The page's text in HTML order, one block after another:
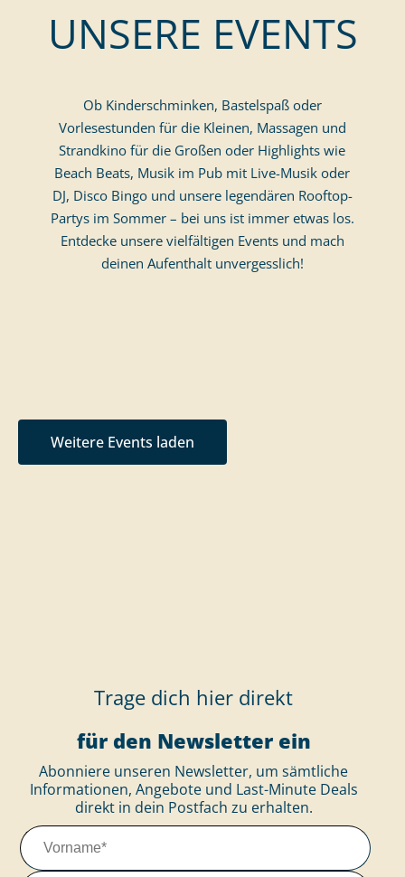
August September
Dezember
Erwachsene
UNSERE EVENTS
Ob Kinderschminken, Bastelspaß oder
Vorlesestunden für die Kleinen, Massagen und
Strandkino für die Großen oder Highlights wie
Beach Beats, Musik im Pub mit Live-Musik oder
DJ, Disco Bingo und unsere legendären Rooftop-
Partys im Sommer – bei uns ist immer etwas los.
Entdecke unsere vielfältigen Events und mach
deinen Aufenthalt unvergesslich!
Weitere Events laden
Trage dich hier direkt
für den Newsletter ein
Abonniere unseren Newsletter, um sämtliche
Informationen, Angebote und Last-Minute Deals
direkt in dein Postfach zu erhalten.